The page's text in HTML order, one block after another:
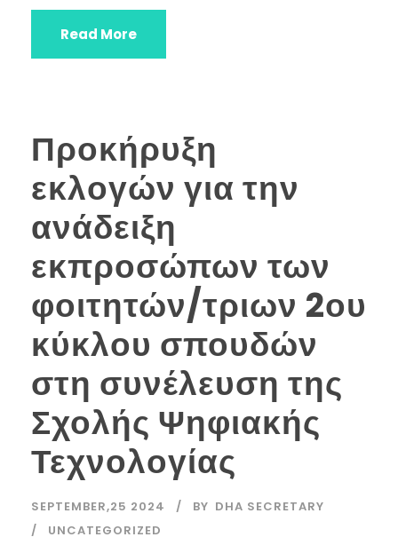
Read More
Προκήρυξη
εκλογών για την
ανάδειξη
εκπροσώπων των
φοιτητών/τριων 2ου
κύκλου σπουδών
στη συνέλευση της
Σχολής Ψηφιακής
Τεχνολογίας
SEPTEMBER,25 2024 BY DHA SECRETARY
UNCATEGORIZED